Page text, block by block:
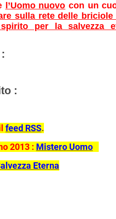
l’Uomo nuovo con un
sulla rete delle briciole
per la salvezza
:
feed RSS.
2013 : Mistero Uomo
Eterna